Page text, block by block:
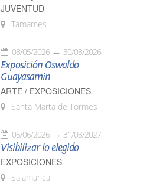
JUVENTUD
Tamames
08/05/2026 30/08/2026
Exposición Oswaldo
Guayasamín
ARTE / EXPOSICIONES
Santa Marta de Tormes
05/06/2026 31/03/2027
Visibilizar lo elegido
EXPOSICIONES
Salamanca